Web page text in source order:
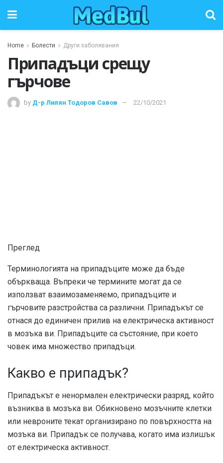
Home Болести Други заболявания
Припадъци срещу
гърчове
by Д-р Лилян Тодоров Савов 22/10/2021
Преглед
Терминологията на припадъците може да бъде
объркваща. Въпреки че термините могат да се
използват взаимозаменяемо, припадъците и
гърчовите разстройства са различни. Припадъкът се
отнася до единичен прилив на електрическа активност
в мозъка ви. Припадъците са състояние, при което
човек има множество припадъци.
Какво е припадък?
Припадъкът е ненормален електрически разряд, който
възниква в мозъка ви. Обикновено мозъчните клетки
или невроните текат организирано по повърхността на
мозъка ви. Припадък се получава, когато има излишък
от електрическа активност.